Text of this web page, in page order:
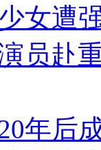
女遭
演员赴
年后